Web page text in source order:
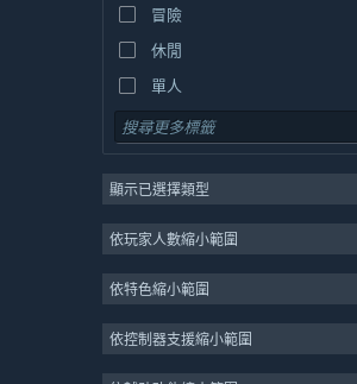
冒險
休閒
單人
模擬
策略
2D
3D
免費遊玩
顯示已選擇類型
依玩家人數縮小範圍
依特色縮小範圍
依控制器支援縮小範圍